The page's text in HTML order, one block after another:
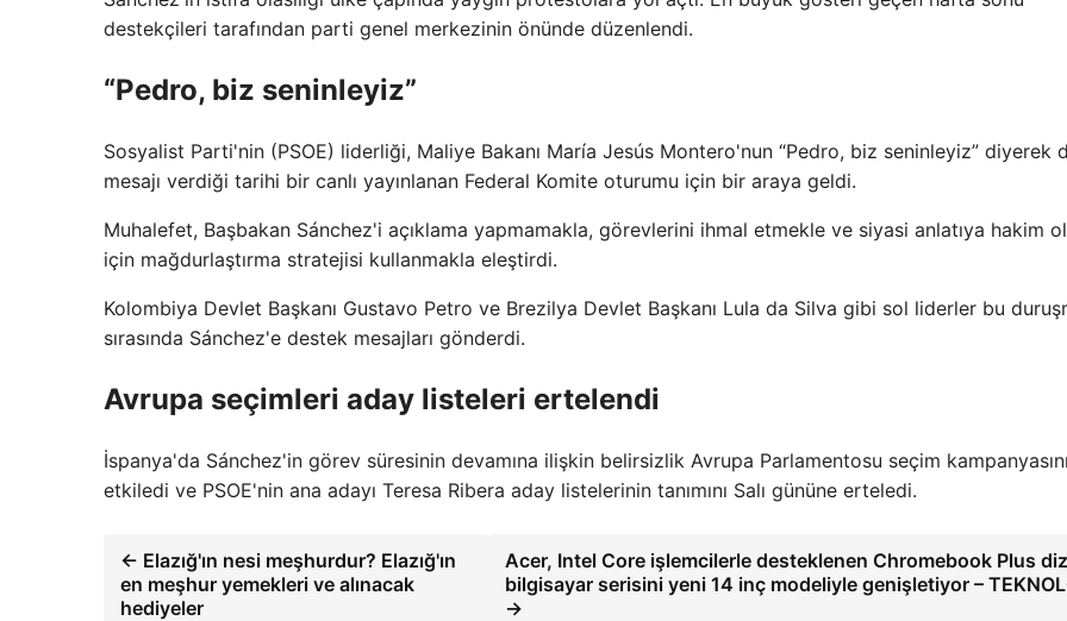
destekçileri tarafından parti genel merkezinin önünde düzenlendi.
“Pedro, biz seninleyiz”
Sosyalist Parti'nin (PSOE) liderliği, Maliye Bakanı María Jesús Montero'nun “Pedro, biz seninleyiz” diyerek
mesajı verdiği tarihi bir canlı yayınlanan Federal Komite oturumu için bir araya geldi.
Muhalefet, Başbakan Sánchez'i açıklama yapmamakla, görevlerini ihmal etmekle ve siyasi anlatıya hakim
için mağdurlaştırma stratejisi kullanmakla eleştirdi.
Kolombiya Devlet Başkanı Gustavo Petro ve Brezilya Devlet Başkanı Lula da Silva gibi sol liderler bu
sırasında Sánchez'e destek mesajları gönderdi.
Avrupa seçimleri aday listeleri ertelendi
İspanya'da Sánchez'in görev süresinin devamına ilişkin belirsizlik Avrupa Parlamentosu seçim
etkiledi ve PSOE'nin ana adayı Teresa Ribera aday listelerinin tanımını Salı gününe erteledi.
← Elazığ'ın nesi meşhurdur? Elazığ'ın
en meşhur yemekleri ve alınacak
hediyeler
Acer, Intel Core işlemcilerle desteklenen Chromebook Plus
bilgisayar serisini yeni 14 inç modeliyle genişletiyor –
→